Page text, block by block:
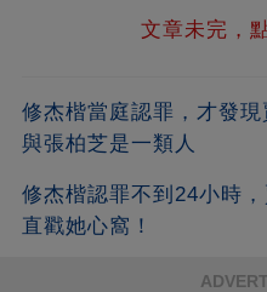
文章未完，
修杰楷當庭認罪，才發
與張柏芝是一類人
修杰楷認罪不到24小時
直戳她心窩！